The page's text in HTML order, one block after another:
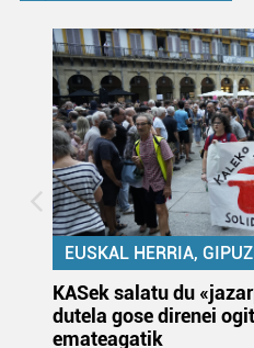
EUSKAL HERRIA,
KASek salatu du
dutela gose direnei
emateagatik